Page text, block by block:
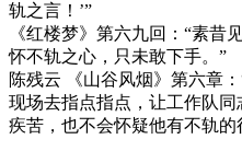
轨之言！’”
《红楼梦》第六九回：“素昔
怀不轨之心，只未敢下手。”
陈残云 《山谷风烟》第六章
现场去指点指点，让工作队
疾苦，也不会怀疑他有不轨的